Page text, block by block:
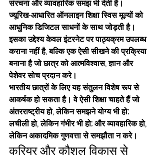
संरचना और व्यावहारिक समझ भी देती है।
ज्यूरिख-आधारित ऑनलाइन शिक्षा स्विस मूल्यों को
आधुनिक डिजिटल साधनों के साथ जोड़ती है।
इसका उद्देश्य केवल इंटरनेट पर पाठ्यक्रम उपलब्ध
कराना नहीं है, बल्कि एक ऐसी सीखने की प्रक्रिया
बनाना है जो छात्र को आत्मविश्वास, ज्ञान और
पेशेवर सोच प्रदान करे।
भारतीय छात्रों के लिए यह संतुलन विशेष रूप से
आकर्षक हो सकता है। वे ऐसी शिक्षा चाहते हैं जो
अंतरराष्ट्रीय हो, लेकिन समझने योग्य भी हो;
लचीली हो, लेकिन गंभीर भी हो; और व्यावहारिक हो,
लेकिन अकादमिक गुणवत्ता से समझौता न करे।
करियर और कौशल विकास से